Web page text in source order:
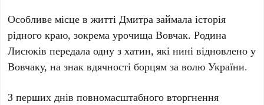
Особливе місце в житті Дмитра займала історія
рідного краю, зокрема урочища Вовчак. Родина
Лисюків передала одну з хатин, які нині відновлено у
Вовчаку, на знак вдячності борцям за волю України.
З перших днів повномасштабного вторгнення